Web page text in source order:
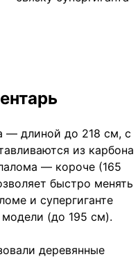
— длиной до 218 см, с
из карбона
— короче (165
быстро менять
и супергиганте
(до 195 см).
деревянные